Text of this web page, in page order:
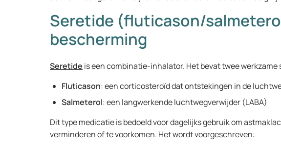
Seretide (fluticason/
bescherming
Seretide is een combinatie-inhalator. Het bevat twee werkzame
Fluticason: een corticosteroïd dat ontstekingen in de
Salmeterol: een langwerkende luchtwegverwijder (LABA)
Dit type medicatie is bedoeld voor dagelijks gebruik om
verminderen of te voorkomen. Het wordt voorgeschreven: